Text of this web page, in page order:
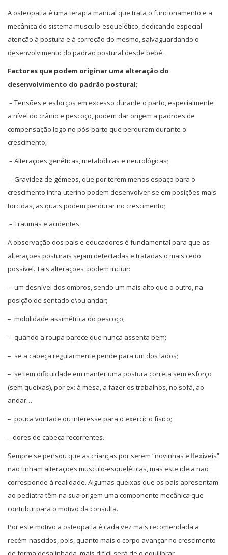
A osteopatia é uma terapia manual que trata o funcionamento e a
mecânica do sistema musculo-esquelético, dedicando especial
atenção à postura e à correção do mesmo, salvaguardando o
desenvolvimento do padrão postural desde bebé.
Factores que podem originar uma alteração do
desenvolvimento do padrão postural;
– Tensões e esforços em excesso durante o parto, especialmente
a nível do crânio e pescoço, podem dar origem a padrões de
compensação logo no pós-parto que perduram durante o
crescimento;
– Alterações genéticas, metabólicas e neurológicas;
– Gravidez de gémeos, que por terem menos espaço para o
crescimento intra-uterino podem desenvolver-se em posições mais
torcidas, as quais podem perdurar no crescimento;
– Traumas e acidentes.
A observação dos pais e educadores é fundamental para que as
alterações posturais sejam detectadas e tratadas o mais cedo
possível. Tais alterações podem incluir:
– um desnível dos ombros, sendo um mais alto que o outro, na
posição de sentado e\ou andar;
– mobilidade assimétrica do pescoço;
– quando a roupa parece que nunca assenta bem;
– se a cabeça regularmente pende para um dos lados;
– se tem dificuldade em manter uma postura correta sem esforço
(sem queixas), por ex: à mesa, a fazer os trabalhos, no sofá, ao
andar…
– pouca vontade ou interesse para o exercício físico;
– dores de cabeça recorrentes.
Sempre se pensou que as crianças por serem “novinhas e flexíveis”
não tinham alterações musculo-esqueléticas, mas este ideia não
corresponde à realidade. Algumas queixas que os pais apresentam
ao pediatra têm na sua origem uma componente mecânica que
contribui para o motivo da consulta.
Por este motivo a osteopatia é cada vez mais recomendada a
recém-nascidos, pois, quanto mais o corpo avançar no crescimento